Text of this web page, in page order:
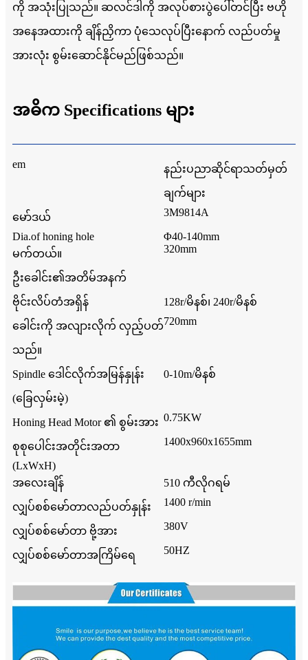
ကို အသုံးပြုသည်။ ဆလင်ဒါကို အလုပ်စားပွဲပေါ်တင်ပြီး ဗဟို
အနေအထားကို ချိန်ညှိကာ ပုံသေလုပ်ပြီးနောက် လည်ပတ်မှု
အားလုံး စွမ်းဆောင်နိုင်မည်ဖြစ်သည်။
အဓိက Specifications များ
em နည်းပညာဆိုင်ရာသတ်မှတ်
ချက်များ
မော်ဒယ် 3M9814A
Dia.of honing hole
Φ40-140mm
မက်တယ်။
ဦးခေါင်း၏အတိမ်အနက်
320mm
ဗိုင်းလိပ်တံအရှိန် 128r/မိနစ်၊ 240r/မိနစ်
ခေါင်းကို အလျားလိုက် လှည့်ပတ်
သည်။
720mm
Spindle ဒေါင်လိုက်အမြန်နှုန်း
(ခြေလှမ်းမဲ့)
0-10m/မိနစ်
Honing Head Motor ၏ စွမ်းအား 0.75KW
စုစုပေါင်းအတိုင်းအတာ
(LxWxH)
1400x960x1655mm
အလေးချိန် 510 ကီလိုဂရမ်
လျှပ်စစ်မော်တာလည်ပတ်နှုန်း 1400 r/min
လျှပ်စစ်မော်တာ ဗို့အား 380V
လျှပ်စစ်မော်တာအကြိမ်ရေ 50HZ